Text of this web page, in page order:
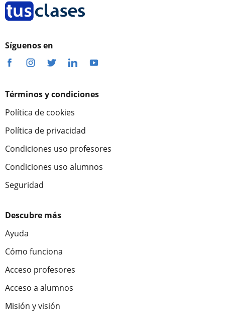
Síguenos en
Términos y condiciones
Política de cookies
Política de privacidad
Condiciones uso profesores
Condiciones uso alumnos
Seguridad
Descubre más
Ayuda
Cómo funciona
Acceso profesores
Acceso a alumnos
Misión y visión